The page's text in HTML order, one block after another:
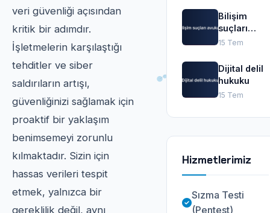
veri güvenliği açısından
kritik bir adımdır.
İşletmelerin karşılaştığı
tehditler ve siber
saldırıların artışı,
güvenliğinizi sağlamak için
proaktif bir yaklaşım
benimsemeyi zorunlu
kılmaktadır. Sizin için
hassas verileri tespit
etmek, yalnızca bir
gereklilik değil, aynı
Bilişim
suçları
avukatı
15 Tem
Dijital delil
hukuku
15 Tem
Hizmetlerimiz
Sızma Testi
(Pentest)